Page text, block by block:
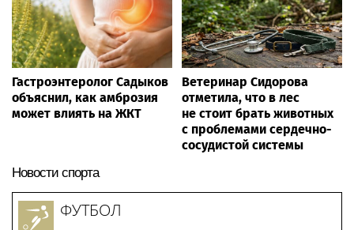
Гастроэнтеролог Садыков
объяснил, как амброзия
может влиять на ЖКТ
Ветеринар Сидорова
отметила, что в лес
не стоит брать животных
с проблемами сердечно-
сосудистой системы
Новости спорта
ФУТБОЛ